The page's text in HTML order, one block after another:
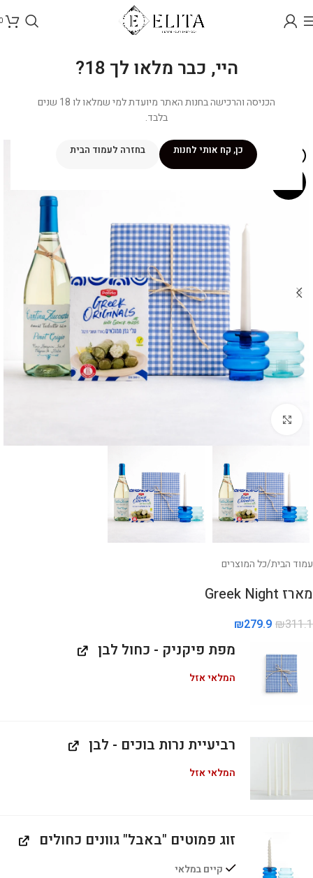
היי, כבר מלאו לך 18?
הכניסה והרכישה בחנות האתר מיועדת למי שמלאו לו 18 שנים
בלבד.
כן, קח אותי לחנות בחזרה לעמוד הבית
עמוד הבית/כל המוצרים
מארז Greek Night
₪311.1
₪279.9
מפת פיקניק - כחול לבן
המלאי אזל
רביעיית נרות בוכים - לבן
המלאי אזל
זוג פמוטים "באבל" גוונים כחולים
קיים במלאי